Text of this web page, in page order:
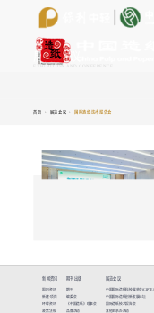
展览会议
EXHIBITION AND CONFERENCE
首页 > 展览会议 > 国际造纸技术报告会
新闻资讯
国内资讯
新建·项目
环球资讯
政策法规
期刊出版
期刊
编委会
《中国造纸》理事会
品牌活动
展览会议
中国国际造纸科技展览会(CIPTE)
中国国际造纸创新发展论坛
国际造纸技术报告会
其他主承办活动